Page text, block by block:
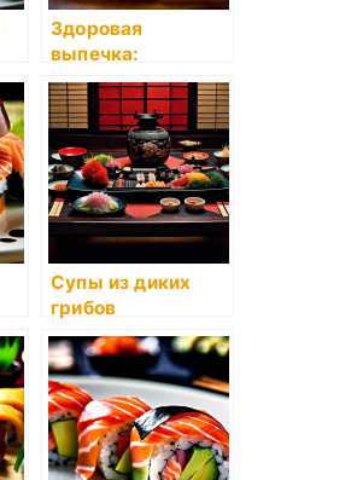
Здоровая
выпечка:
полезные
десерты
Супы из диких
грибов